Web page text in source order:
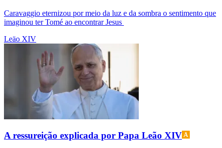
Caravaggio eternizou por meio da luz e da sombra o sentimento que
imaginou ter Tomé ao encontrar Jesus
Leäo XIV
A ressureição explicada por Papa Leão XIV